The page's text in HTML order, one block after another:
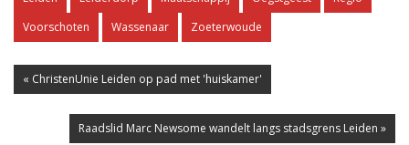
Voorschoten
Wassenaar Zoeterwoude
« ChristenUnie Leiden op pad met 'huiskamer'
Raadslid Marc Newsome wandelt langs stadsgrens Leiden »